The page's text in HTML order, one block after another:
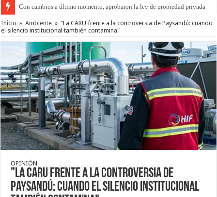
Con cambios a último momento, aprobaron la ley de propiedad privada
Adopción en Entre Ríos: el 35% de los 90 niños, niñas y adolescentes que
Inicio » Ambiente » "La CARU frente a la controversia de Paysandú: cuando
el silencio institucional también contamina"
OPINIÓN
"La CARU frente a la controversia de
Paysandú: cuando el silencio institucional